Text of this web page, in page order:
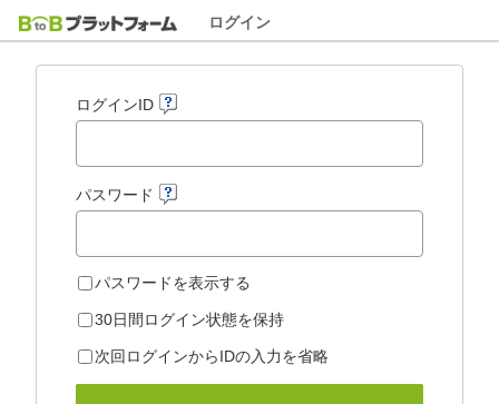
ログイン
ログインID
パスワード
パスワードを表示する
30日間ログイン状態を保持
次回ログインからIDの入力を省略